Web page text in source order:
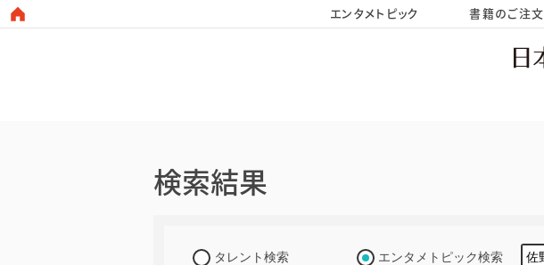
エンタメトピック 書籍のご注文
検索結果
タレント検索 エンタメトピック検索